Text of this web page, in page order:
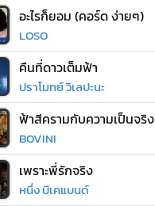
อะไรก็ยอม (คอร์ด ง่ายๆ)
LOSO
คืนที่ดาวเต็มฟ้า
ปราโมทย์ วิเลปะนะ
ฟ้าสีครามกับความเป็นจริง
BOVINI
เพราะพี่รักจริง
หนึ่ง บีเคแบนด์